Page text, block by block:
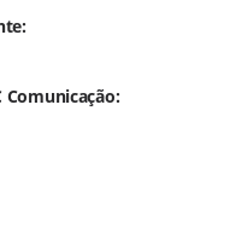
Comunicação: